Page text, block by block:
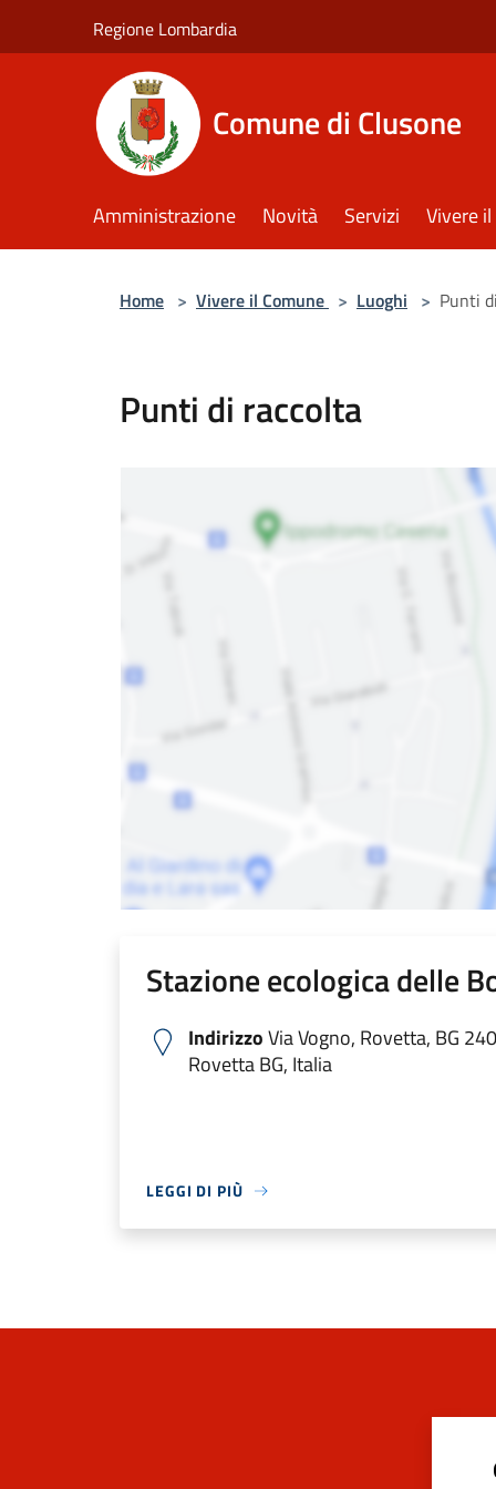
Regione Lombardia
Comune di Clusone
Amministrazione Novità Servizi Vivere
Home > Vivere il Comune > Luoghi > Punti
Punti di raccolta
Stazione ecologica delle
IndirizzoVia Vogno, Rovetta, BG
Rovetta BG, Italia
LEGGI DI PIÙ